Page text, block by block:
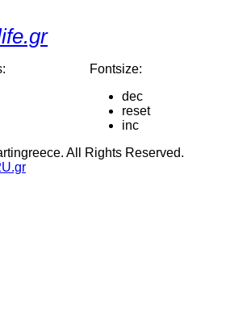
Fontsize:
dec
reset
inc
All Rights Reserved.